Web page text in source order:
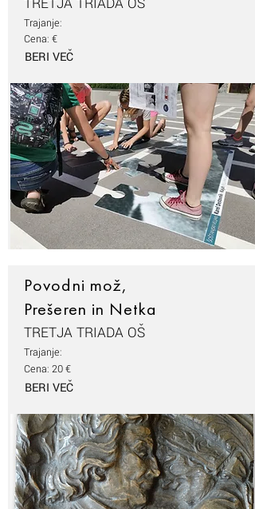
Trajanje:
Cena: €
BERI VEČ
Povodni mož,
Prešeren in Netka
TRETJA TRIADA OŠ
Trajanje:
Cena: 20 €
BERI VEČ